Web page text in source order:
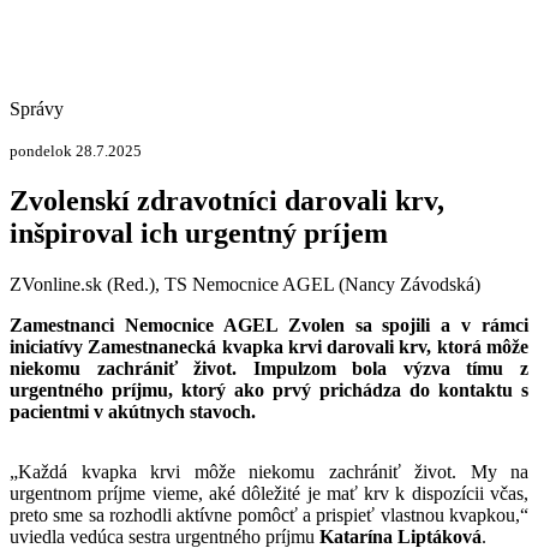
Správy
pondelok 28.7.2025
Zvolenskí zdravotníci darovali krv,
inšpiroval ich urgentný príjem
ZVonline.sk (Red.), TS Nemocnice AGEL (Nancy Závodská)
Zamestnanci Nemocnice AGEL Zvolen sa spojili a v rámci
iniciatívy Zamestnanecká kvapka krvi darovali krv, ktorá môže
niekomu zachrániť život. Impulzom bola výzva tímu z
urgentného príjmu, ktorý ako prvý prichádza do kontaktu s
pacientmi v akútnych stavoch.
„Každá kvapka krvi môže niekomu zachrániť život. My na
urgentnom príjme vieme, aké dôležité je mať krv k dispozícii včas,
preto sme sa rozhodli aktívne pomôcť a prispieť vlastnou kvapkou,“
uviedla vedúca sestra urgentného príjmu Katarína Liptáková.